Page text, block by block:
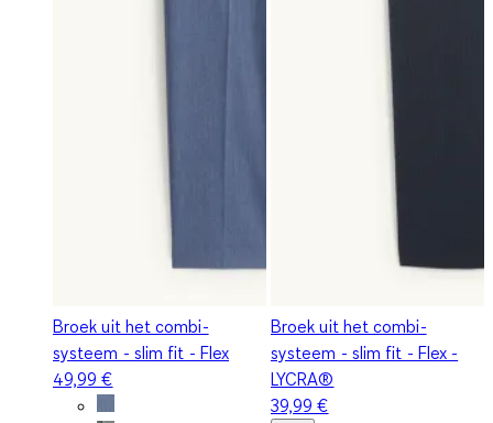
Broek uit het combi-
systeem - slim fit - Flex
49,99 €
Broek uit het combi-
systeem - slim fit - Flex -
LYCRA®
39,99 €